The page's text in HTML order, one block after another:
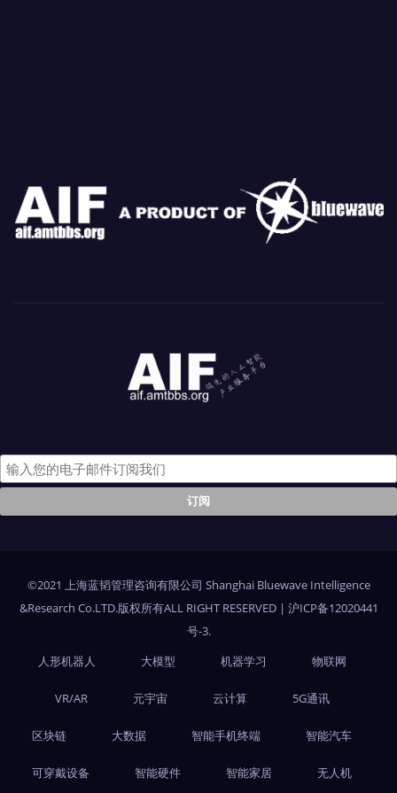
©2021 上海蓝韬管理咨询有限公司 Shanghai Bluewave Intelligence
&Research Co.LTD.版权所有ALL RIGHT RESERVED | 沪ICP备12020441
号-3.
人形机器人
大模型 机器学习 物联网
VR/AR 元宇宙 云计算 5G通讯
区块链 大数据 智能手机终端 智能汽车
可穿戴设备 智能硬件 智能家居 无人机